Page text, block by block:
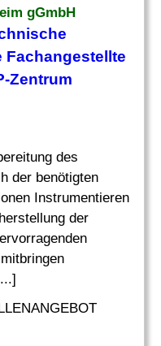
gGmbH
Fachangestellte
Zentrum
des
der benötigten
Instrumentieren
der